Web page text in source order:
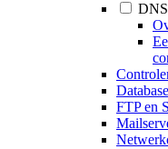
FTP en